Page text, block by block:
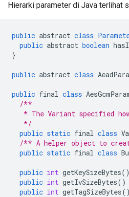
Hierarki parameter di Java terlihat
public abstract class
public abstract boolean
}
public abstract class
public final class
/**
* The Variant specified
   */
public static final class
/** A helper object to
public static final class
public int getKeySizeBytes()
public int getIvSizeBytes()
public int getTagSizeBytes()